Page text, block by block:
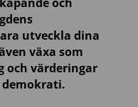
utveckla dina
växa som
och värderingar